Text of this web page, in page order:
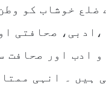
خوشاب کو
صحافتی
ادب اور صحافت
ہیں ۔ انہی